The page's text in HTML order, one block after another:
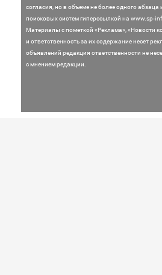
согласия, но в объеме не более одного
поисковых систем гиперссылкой на www.sp-
Материалы с пометкой «Реклама», «Новости
и ответственность за их содержание несет
объявлений редакция ответственности не
с мнением редакции.